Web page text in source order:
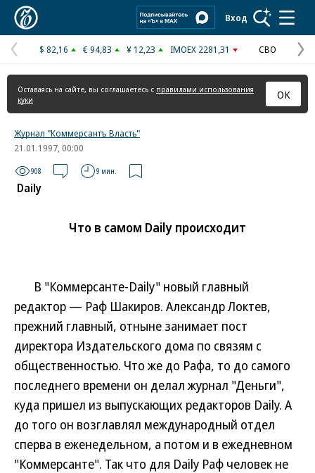
Вход
Предыдущая
страница
$ 82,16 € 94,83 ¥ 12,23 IMOEX 2281,31 СВО
Оставаясь на сайте, вы соглашаетесь с правилами использования
куки
ОК
Журнал "Коммерсантъ Власть"
21.01.1997, 00:00
908 9 мин.
Daily
Что в самом Daily происходит
В "Коммерсанте-Daily" новый главный
редактор — Раф Шакиров. Александр Локтев,
прежний главный, отныне занимает пост
директора Издательского дома по связям с
общественностью. Что же до Рафа, то до самого
последнего времени он делал журнал "Деньги",
куда пришел из выпускающих редакторов Daily. А
до того он возглавлял международный отдел
сперва в еженедельном, а потом и в ежедневном
"Коммерсанте". Так что для Daily Раф человек не